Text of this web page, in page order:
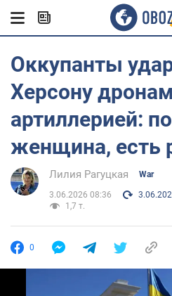
Оккупанты
Херсону
артиллерией:
женщина, есть
Лилия Рагуцкая War
3.06.2026 08:36
1,7 т.
0